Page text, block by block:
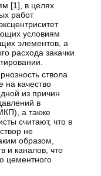
[1], в целях
работ
условиям
элементов, а
расхода закачки
ствола
на качество
из причин
в
а также
считают, что в
не
образом,
и каналов, что
цементного